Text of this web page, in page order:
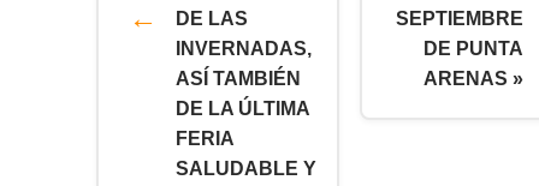
DE LAS
INVERNADAS,
ASÍ TAMBIÉN
DE LA ÚLTIMA
FERIA
SALUDABLE Y
SEPTIEMBRE
DE PUNTA
ARENAS »